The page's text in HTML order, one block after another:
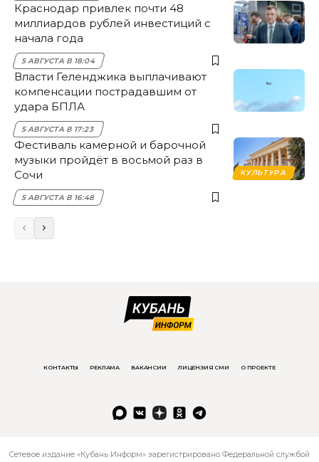
Краснодар привлек почти 48
миллиардов рублей инвестиций с
начала года
5 АВГУСТА В 18:04
Власти Геленджика выплачивают
компенсации пострадавшим от
удара БПЛА
5 АВГУСТА В 17:23
КУЛЬТУРА
Фестиваль камерной и барочной
музыки пройдёт в восьмой раз в
Сочи
5 АВГУСТА В 16:48
КОНТАКТЫ РЕКЛАМА ВАКАНСИИ ЛИЦЕНЗИЯ СМИ О ПРОЕКТЕ
Сетевое издание «Кубань Информ» зарегистрировано Федеральной службой